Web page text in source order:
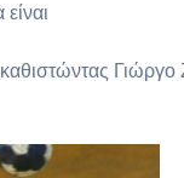
Γιώργο